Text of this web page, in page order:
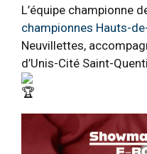
L’équipe championne
championnes Hauts-
Neuvillettes,
d’Unis-Cité Saint-